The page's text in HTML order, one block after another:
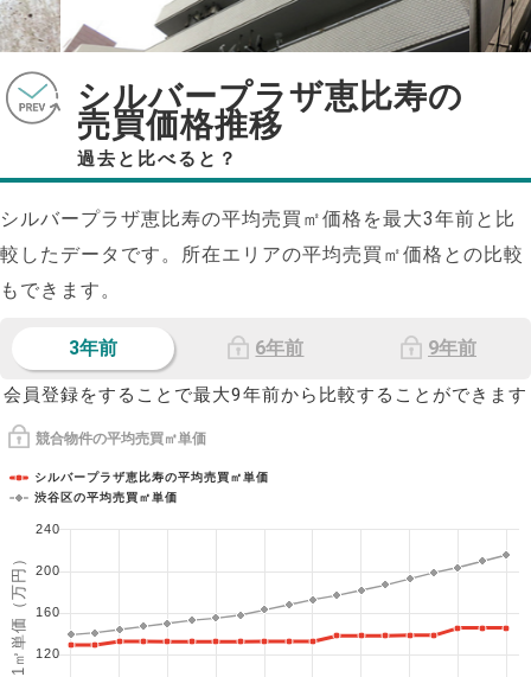
シルバープラザ恵比寿の
売買価格推移
過去と比べると？
シルバープラザ恵比寿の平均売買㎡価格を最大3年前と比
較したデータです。所在エリアの平均売買㎡価格との比較
もできます。
3年前 6年前 9年前
会員登録をすることで最大9年前から比較することができます
競合物件の平均売買㎡単価
1㎡単価（万円）
シルバープラザ恵比寿の平均売買㎡単価
渋谷区の平均売買㎡単価
120
160
200
240